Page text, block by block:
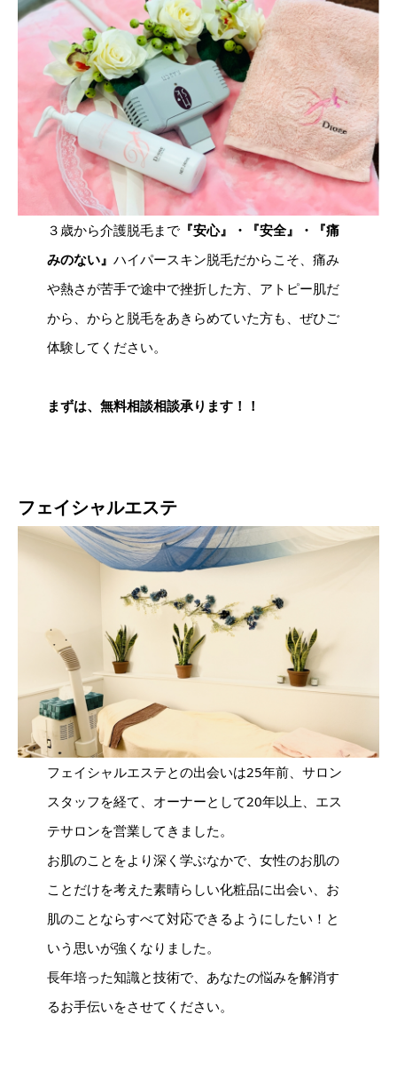
３歳から介護脱毛まで『安心』・『安全』・『痛
みのない』 ハイパースキン脱毛だからこそ、痛み
や熱さが苦手で途中で挫折した方、アトピー肌だ
から、からと脱毛をあきらめていた方も、ぜひご
体験してください。
まずは、無料相談相談承ります！！
フェイシャルエステ
フェイシャルエステとの出会いは25年前、サロン
スタッフを経て、オーナーとして20年以上、エス
テサロンを営業してきました。
お肌のことをより深く学ぶなかで、女性のお肌の
ことだけを考えた素晴らしい化粧品に出会い、お
肌のことならすべて対応できるようにしたい！と
いう思いが強くなりました。
長年培った知識と技術で、あなたの悩みを解消す
るお手伝いをさせてください。